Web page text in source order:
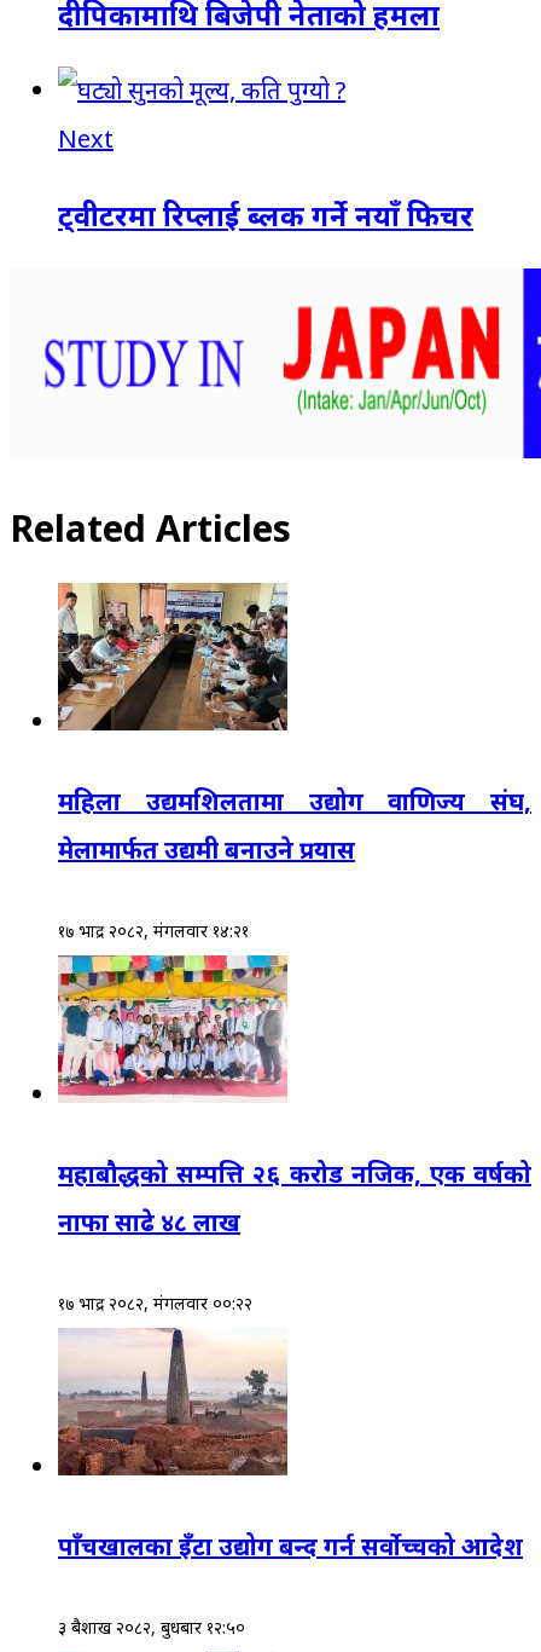
दीपिकामाथि बिजेपी नेताको हमला
Next
ट्वीटरमा रिप्लाई ब्लक गर्ने नयाँ फिचर
Related Articles
महिला उद्यमशिलतामा उद्योग वाणिज्य संघ,
मेलामार्फत उद्यमी बनाउने प्रयास
१७ भाद्र २०८२, मंगलवार १४:२१
महाबौद्धको सम्पत्ति २६ करोड नजिक, एक वर्षको
नाफा साढे ४८ लाख
१७ भाद्र २०८२, मंगलवार ००:२२
पाँचखालका इँटा उद्योग बन्द गर्न सर्वोच्चको आदेश
३ बैशाख २०८२, बुधबार १२:५०